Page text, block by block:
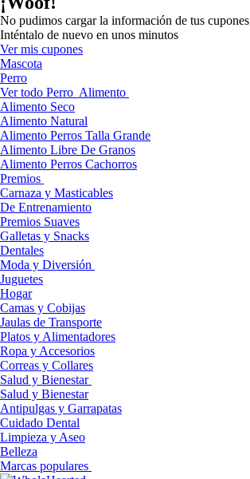
No pudimos cargar la información de tus cupones
Inténtalo de nuevo en unos minutos
Ver mis cupones
Mascota
Perro
Ver todo Perro Alimento
Alimento Seco
Alimento Natural
Alimento Perros Talla Grande
Alimento Libre De Granos
Alimento Perros Cachorros
Premios
Carnaza y Masticables
De Entrenamiento
Premios Suaves
Galletas y Snacks
Dentales
Moda y Diversión
Juguetes
Hogar
Camas y Cobijas
Jaulas de Transporte
Platos y Alimentadores
Ropa y Accesorios
Correas y Collares
Salud y Bienestar
Salud y Bienestar
Antipulgas y Garrapatas
Cuidado Dental
Limpieza y Aseo
Belleza
Marcas populares